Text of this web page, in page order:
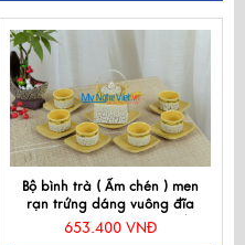
Bộ bình trà ( Ấm chén ) men
rạn trứng dáng vuông đĩa
vuông vàng MNV-BT205/1
653.400 VNĐ